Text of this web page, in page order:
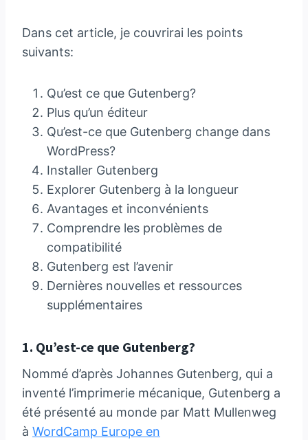
Dans cet article, je couvrirai les points
suivants:
Qu’est ce que Gutenberg?
Plus qu’un éditeur
Qu’est-ce que Gutenberg change dans
WordPress?
Installer Gutenberg
Explorer Gutenberg à la longueur
Avantages et inconvénients
Comprendre les problèmes de
compatibilité
Gutenberg est l’avenir
Dernières nouvelles et ressources
supplémentaires
1. Qu’est-ce que Gutenberg?
Nommé d’après Johannes Gutenberg, qui a
inventé l’imprimerie mécanique, Gutenberg a
été présenté au monde par Matt Mullenweg
à WordCamp Europe en